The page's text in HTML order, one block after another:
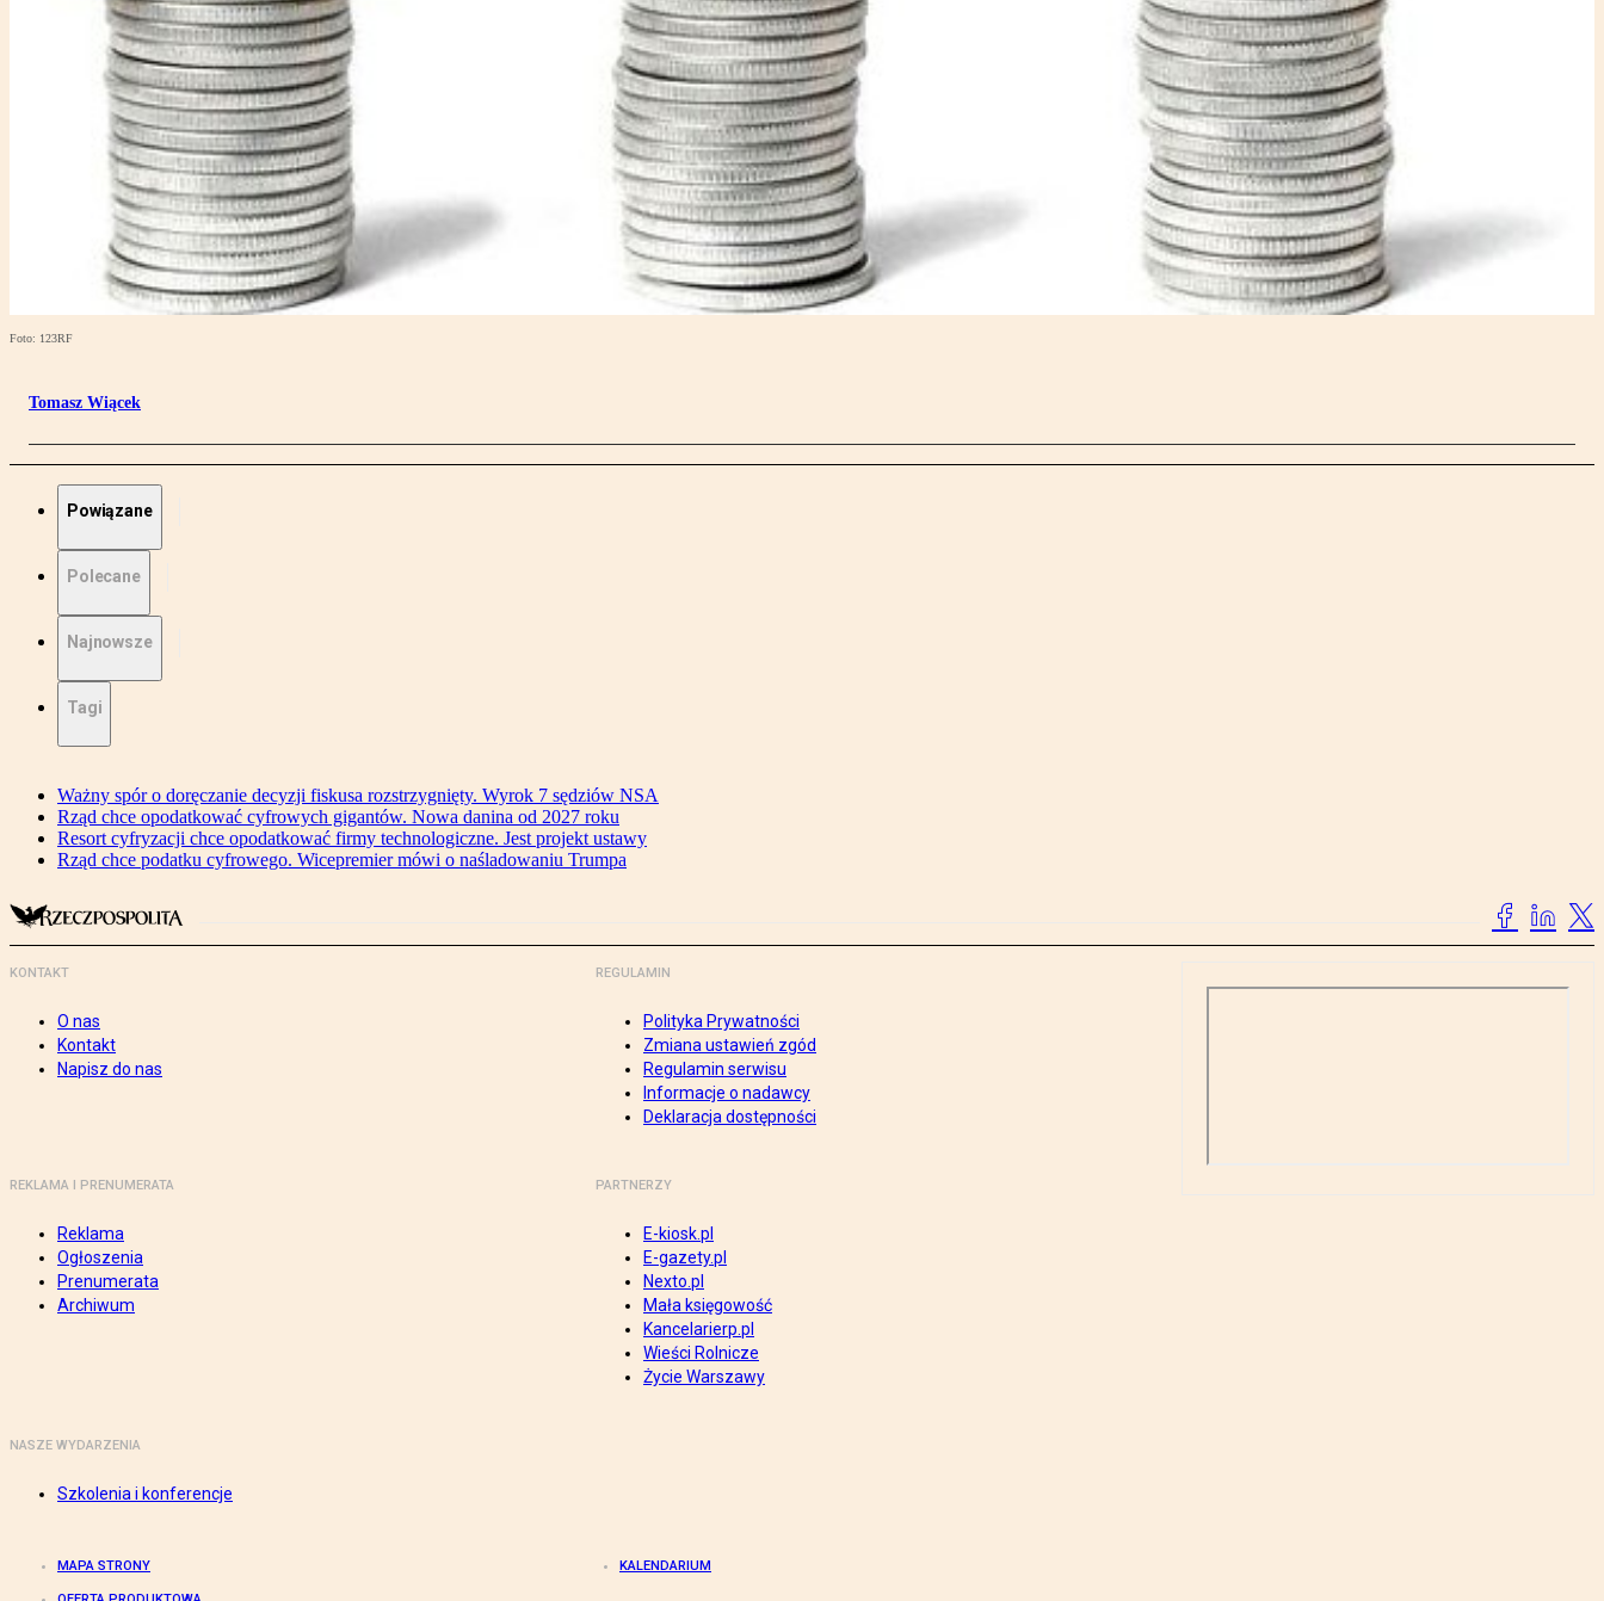
Foto: 123RF
Tomasz Wiącek
Powiązane
Polecane
Najnowsze
Tagi
Ważny spór o doręczanie decyzji fiskusa rozstrzygnięty. Wyrok 7 sędziów NSA
Rząd chce opodatkować cyfrowych gigantów. Nowa danina od 2027 roku
Resort cyfryzacji chce opodatkować firmy technologiczne. Jest projekt ustawy
Rząd chce podatku cyfrowego. Wicepremier mówi o naśladowaniu Trumpa
KONTAKT
O nas
Kontakt
Napisz do nas
REGULAMIN
Polityka Prywatności
Zmiana ustawień zgód
Regulamin serwisu
Informacje o nadawcy
Deklaracja dostępności
REKLAMA I PRENUMERATA
Reklama
Ogłoszenia
Prenumerata
Archiwum
PARTNERZY
E-kiosk.pl
E-gazety.pl
Nexto.pl
Mała księgowość
Kancelarierp.pl
Wieści Rolnicze
Życie Warszawy
NASZE WYDARZENIA
Szkolenia i konferencje
MAPA STRONY KALENDARIUM